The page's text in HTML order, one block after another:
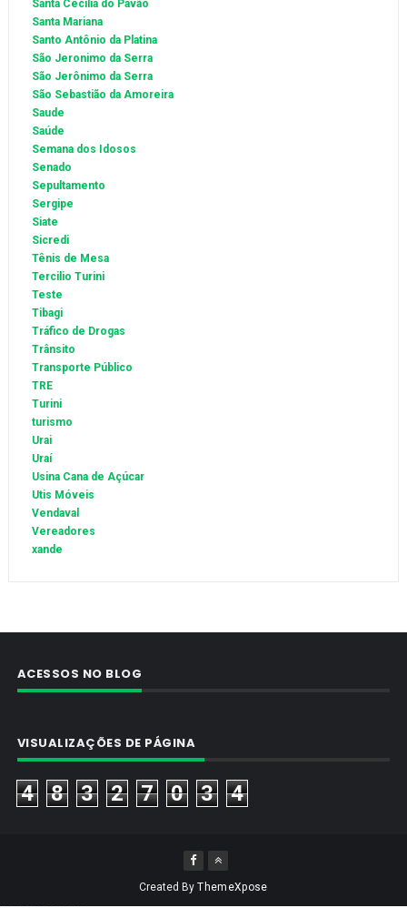
Santa Cecília do Pavão
Santa Mariana
Santo Antônio da Platina
São Jeronimo da Serra
São Jerônimo da Serra
São Sebastião da Amoreira
Saude
Saúde
Semana dos Idosos
Senado
Sepultamento
Sergipe
Siate
Sicredi
Tênis de Mesa
Tercilio Turini
Teste
Tibagi
Tráfico de Drogas
Trânsito
Transporte Público
TRE
Turini
turismo
Urai
Uraí
Usina Cana de Açúcar
Utis Móveis
Vendaval
Vereadores
xande
ACESSOS NO BLOG
VISUALIZAÇÕES DE PÁGINA
4 8 3 2 7 0 3 4
Created ByThemeXpose